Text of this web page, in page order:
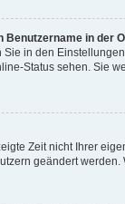
Benutzername in der
in den
Status sehen. Sie
Zeit nicht Ihrer
geändert